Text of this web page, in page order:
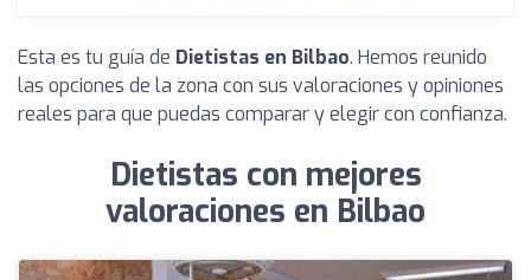
Esta es tu guía de Dietistas en Bilbao. Hemos reunido
las opciones de la zona con sus valoraciones y opiniones
reales para que puedas comparar y elegir con confianza.
Dietistas con mejores
valoraciones en Bilbao